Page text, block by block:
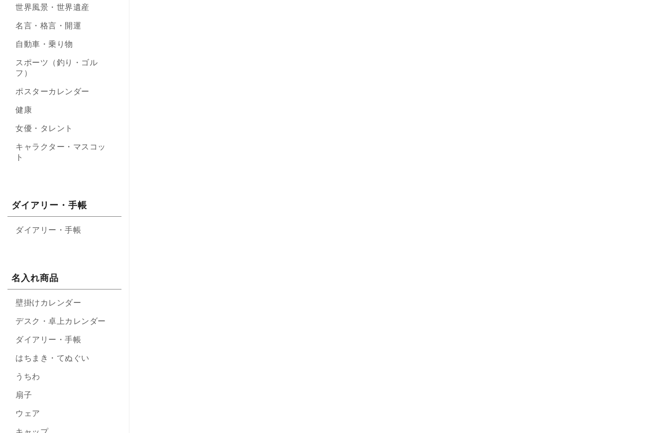
世界風景・世界遺産
名言・格言・開運
自動車・乗り物
スポーツ（釣り・ゴル
フ）
ポスターカレンダー
健康
女優・タレント
キャラクター・マスコッ
ト
ダイアリー・手帳
ダイアリー・手帳
名入れ商品
壁掛けカレンダー
デスク・卓上カレンダー
ダイアリー・手帳
はちまき・てぬぐい
うちわ
扇子
ウェア